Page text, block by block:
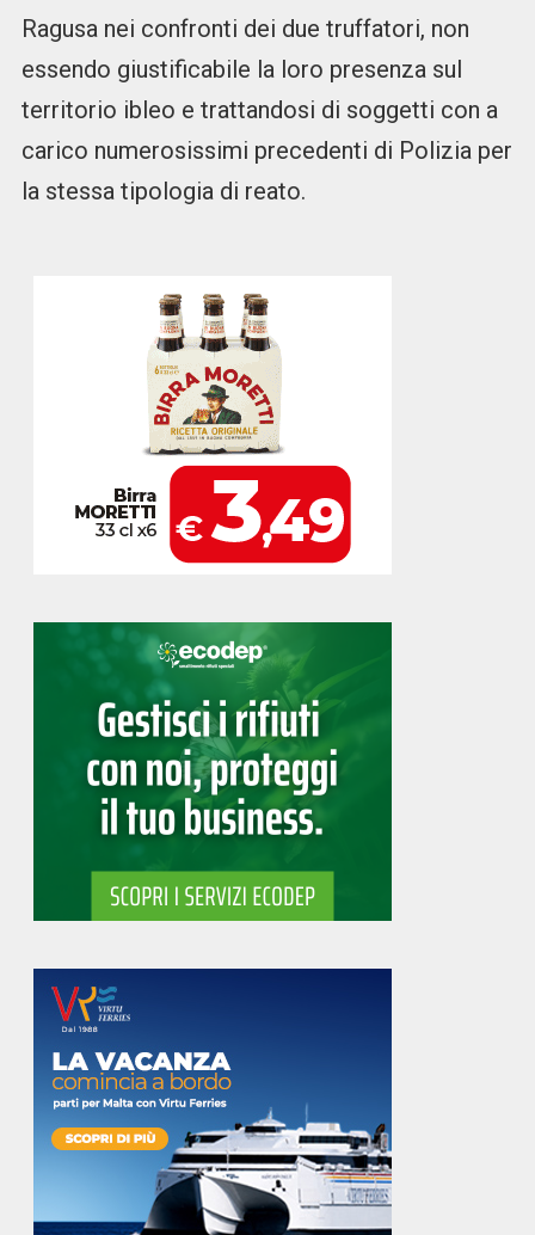
Ragusa nei confronti dei due truffatori, non
essendo giustificabile la loro presenza sul
territorio ibleo e trattandosi di soggetti con a
carico numerosissimi precedenti di Polizia per
la stessa tipologia di reato.